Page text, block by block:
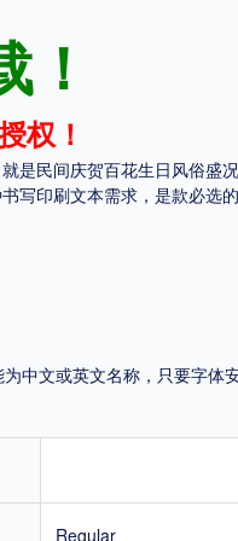
地区
中国大陆
泰国 缅甸 蒙古
权！
是民间庆贺百花生日风俗盛
印刷文本需求，是款必选的
中文或英文名称，只要字体
Regular